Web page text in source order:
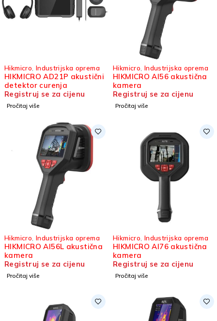
Hikmicro Industrijska oprema
HIKMICRO AD21P akustični
detektor curenja
Registruj se za cijenu
Pročitaj više
Hikmicro Industrijska oprema
HIKMICRO AI56 akustična
kamera
Registruj se za cijenu
Pročitaj više
Hikmicro Industrijska oprema
HIKMICRO AI56L akustična
kamera
Registruj se za cijenu
Pročitaj više
Hikmicro Industrijska oprema
HIKMICRO AI76 akustična
kamera
Registruj se za cijenu
Pročitaj više